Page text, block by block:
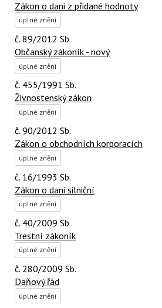
Zákon o dani z přidané hodnoty
úplné znění
č. 89/2012 Sb.
Občanský zákoník - nový
úplné znění
č. 455/1991 Sb.
Živnostenský zákon
úplné znění
č. 90/2012 Sb.
Zákon o obchodních korporacích
úplné znění
č. 16/1993 Sb.
Zákon o dani silniční
úplné znění
č. 40/2009 Sb.
Trestní zákoník
úplné znění
č. 280/2009 Sb.
Daňový řád
úplné znění